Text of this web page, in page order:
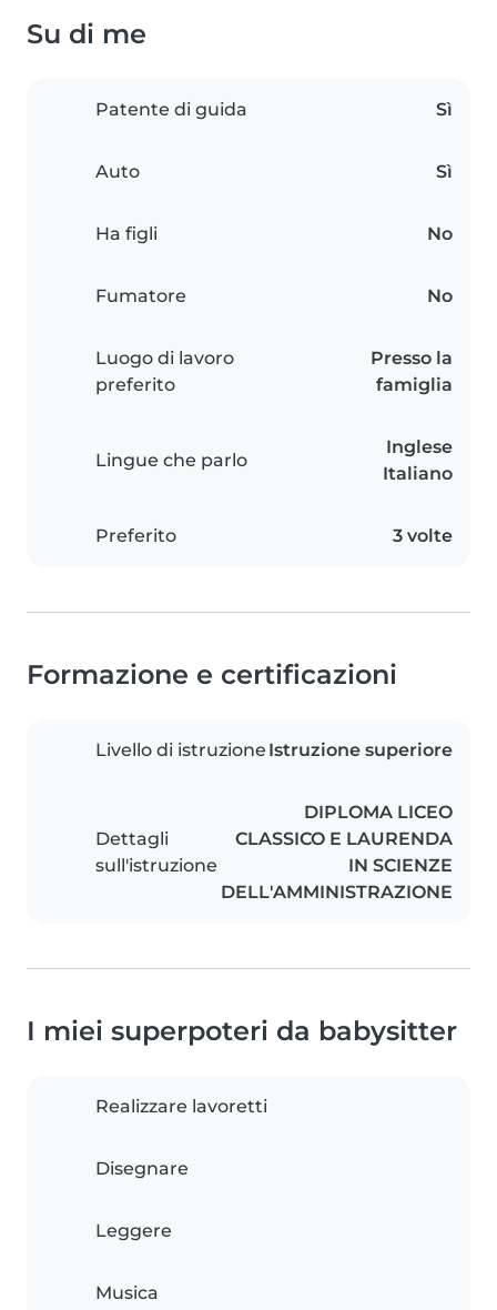
Su di me
Patente di guida Sì
Auto Sì
Ha figli No
Fumatore No
Luogo di lavoro
preferito
Presso la
famiglia
Lingue che parlo
Inglese
Italiano
Preferito 3 volte
Formazione e certificazioni
Livello di istruzione Istruzione superiore
Dettagli
sull'istruzione
DIPLOMA LICEO
CLASSICO E LAURENDA
IN SCIENZE
DELL'AMMINISTRAZIONE
I miei superpoteri da babysitter
Realizzare lavoretti
Disegnare
Leggere
Musica